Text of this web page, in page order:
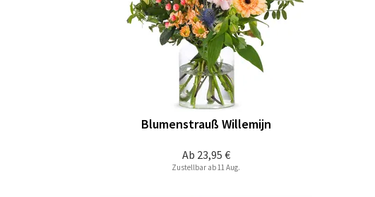
Ab 23,95 €
Blumenstrauß Willemijn
Zustellbar ab 11 Aug.